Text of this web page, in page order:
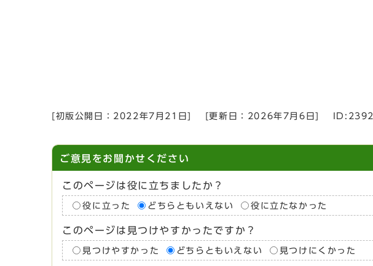
[初版公開日： 2022年7月21日 [更新日： 2026年7月6日 ID:2392
ご意見をお聞かせください
このページは役に立ちましたか？
役に立った どちらともいえない 役に立たなかった
このページは見つけやすかったですか？
見つけやすかった どちらともいえない 見つけにくかった